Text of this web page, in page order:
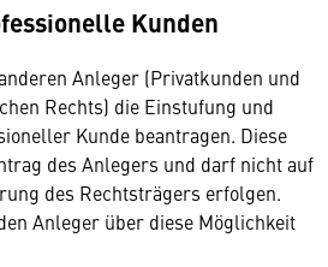
Kunden
Anleger (Privatkunden und
Rechts) die Einstufung und
Kunde beantragen. Diese
des Anlegers und darf nicht auf
des Rechtsträgers erfolgen.
Anleger über diese Möglichkeit